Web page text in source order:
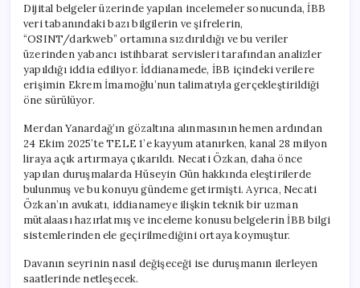
Dijital belgeler üzerinde yapılan incelemeler sonucunda, İBB
veri tabanındaki bazı bilgilerin ve şifrelerin,
“OSINT/darkweb” ortamına sızdırıldığı ve bu veriler
üzerinden yabancı istihbarat servisleri tarafından analizler
yapıldığı iddia ediliyor. İddianamede, İBB içindeki verilere
erişimin Ekrem İmamoğlu’nun talimatıyla gerçekleştirildiği
öne sürülüyor.
Merdan Yanardağ’ın gözaltına alınmasının hemen ardından
24 Ekim 2025’te TELE 1’e kayyum atanırken, kanal 28 milyon
liraya açık artırmaya çıkarıldı. Necati Özkan, daha önce
yapılan duruşmalarda Hüseyin Gün hakkında eleştirilerde
bulunmuş ve bu konuyu gündeme getirmişti. Ayrıca, Necati
Özkan’ın avukatı, iddianameye ilişkin teknik bir uzman
mütalaası hazırlatmış ve inceleme konusu belgelerin İBB bilgi
sistemlerinden ele geçirilmediğini ortaya koymuştur.
Davanın seyrinin nasıl değişeceği ise duruşmanın ilerleyen
saatlerinde netleşecek.